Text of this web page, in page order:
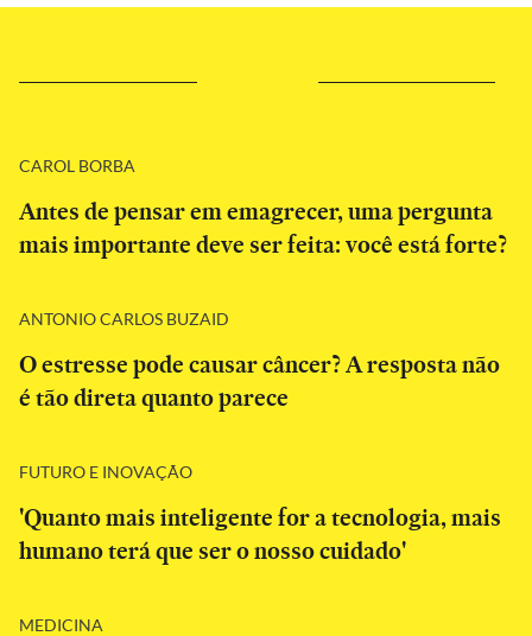
CAROL BORBA
Antes de pensar em emagrecer, uma pergunta
mais importante deve ser feita: você está forte?
ANTONIO CARLOS BUZAID
O estresse pode causar câncer? A resposta não
é tão direta quanto parece
FUTURO E INOVAÇÃO
'Quanto mais inteligente for a tecnologia, mais
humano terá que ser o nosso cuidado'
MEDICINA